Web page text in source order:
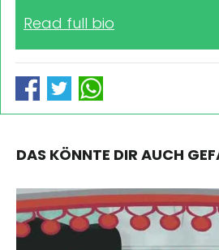
Read full bio
DAS KÖNNTE DIR AUCH